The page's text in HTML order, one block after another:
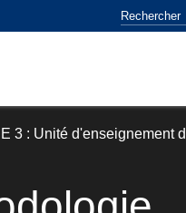
3 : Unité d'enseignement